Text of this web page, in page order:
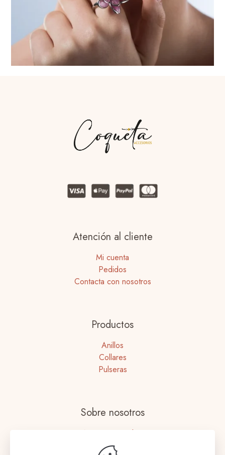
Atención al cliente
Mi cuenta
Pedidos
Contacta con nosotros
Productos
Anillos
Collares
Pulseras
Sobre nosotros
Nuestras tiendas
Términos y Condiciones